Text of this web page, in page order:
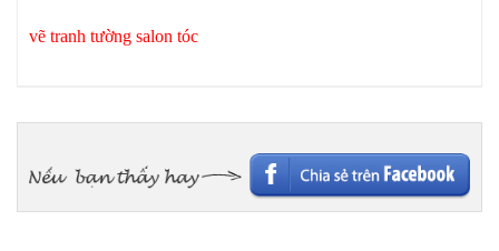
vẽ tranh tường salon tóc